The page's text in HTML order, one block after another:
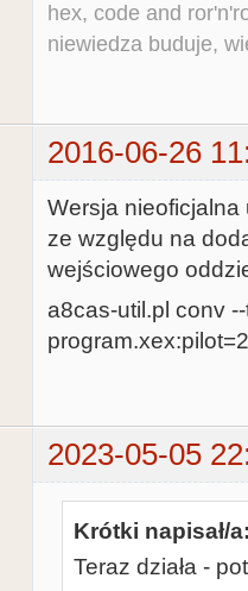
hex, code and
niewiedza buduje,
2016-06-26
Wersja nieoficjalna
ze względu na
wejściowego
a8cas-util.pl conv
2023-05-05
Krótki napisał/
Teraz działa -